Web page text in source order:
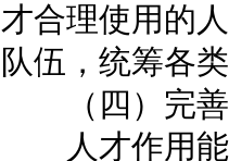
才合理使用的
队伍，统筹各
（四）完善
人才作用能